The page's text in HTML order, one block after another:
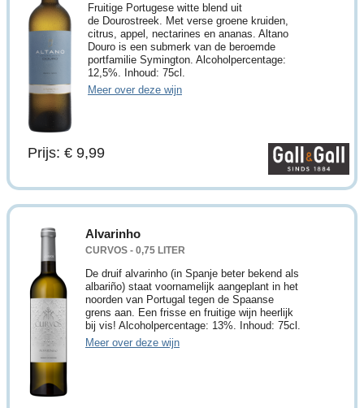
Fruitige Portugese witte blend uit
de Dourostreek. Met verse groene kruiden,
citrus, appel, nectarines en ananas. Altano
Douro is een submerk van de beroemde
portfamilie Symington. Alcoholpercentage:
12,5%. Inhoud: 75cl.
Meer over deze wijn
Prijs: € 9,99
Alvarinho
CURVOS - 0,75 LITER
De druif alvarinho (in Spanje beter bekend als
albariño) staat voornamelijk aangeplant in het
noorden van Portugal tegen de Spaanse
grens aan. Een frisse en fruitige wijn heerlijk
bij vis! Alcoholpercentage: 13%. Inhoud: 75cl.
Meer over deze wijn